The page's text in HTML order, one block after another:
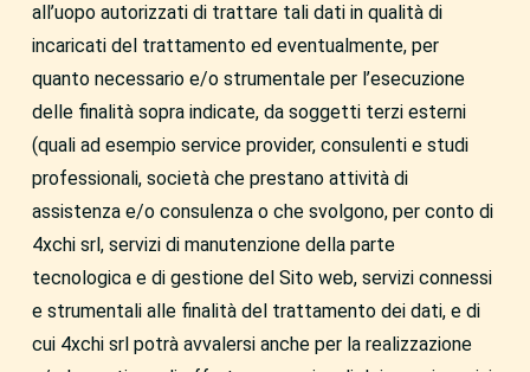
all’uopo autorizzati di trattare tali dati in qualità di
incaricati del trattamento ed eventualmente, per
quanto necessario e/o strumentale per l’esecuzione
delle finalità sopra indicate, da soggetti terzi esterni
(quali ad esempio service provider, consulenti e studi
professionali, società che prestano attività di
assistenza e/o consulenza o che svolgono, per conto di
4xchi srl, servizi di manutenzione della parte
tecnologica e di gestione del Sito web, servizi connessi
e strumentali alle finalità del trattamento dei dati, e di
cui 4xchi srl potrà avvalersi anche per la realizzazione